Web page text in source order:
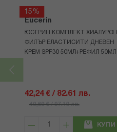
15%
Eucerin
ЮСЕРИН КОМПЛЕКТ ХИАЛУРОН
ФИЛЪР ЕЛАСТИСИТИ ДНЕВЕН
КРЕМ SPF30 50МЛ+РЕФИЛ 50МЛ
42,24 € / 82.61 лв.
49,69 € / 97.19 лв.
КУПИ